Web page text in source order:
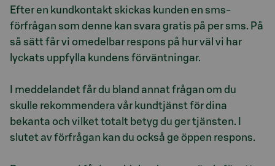
Efter en kundkontakt skickas kunden en sms-
förfrågan som denne kan svara gratis på per sms. På
så sätt får vi omedelbar respons på hur väl vi har
lyckats uppfylla kundens förväntningar.
I meddelandet får du bland annat frågan om du
skulle rekommendera vår kundtjänst för dina
bekanta och vilket totalt betyg du ger tjänsten. I
slutet av förfrågan kan du också ge öppen respons.